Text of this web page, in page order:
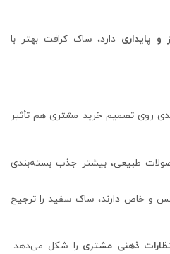
و پایداری دارد، ساک کرافت بهتر با
روی تصمیم خرید مشتری هم تأثیر
طبیعی، بیشتر جذب بسته‌بندی
و خاص دارند، ساک سفید را ترجیح
ذهنی مشتری را شکل می‌دهد.